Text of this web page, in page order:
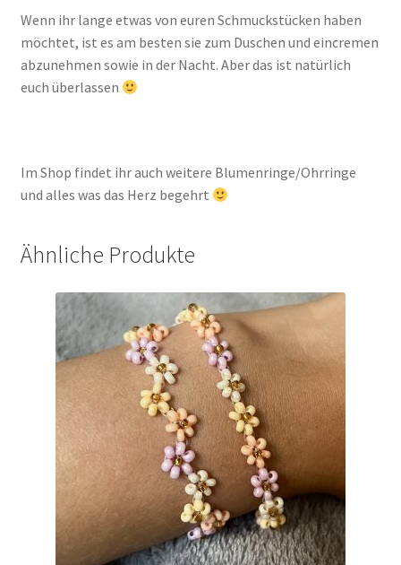
Wenn ihr lange etwas von euren Schmuckstücken haben
möchtet, ist es am besten sie zum Duschen und eincremen
abzunehmen sowie in der Nacht. Aber das ist natürlich
euch überlassen
Im Shop findet ihr auch weitere Blumenringe/Ohrringe
und alles was das Herz begehrt
Ähnliche Produkte